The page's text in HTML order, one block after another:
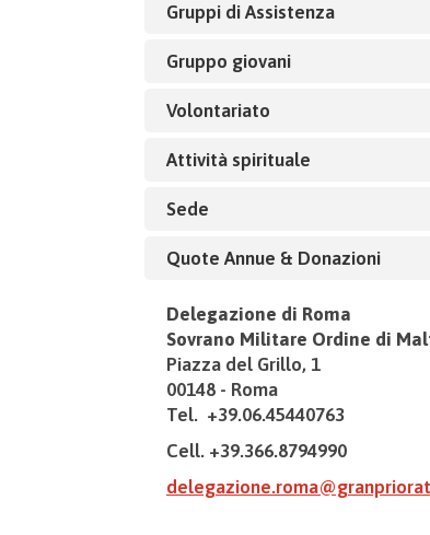
Gruppi di Assistenza
Gruppo giovani
Volontariato
Attività spirituale
Sede
Quote Annue & Donazioni
Delegazione di Roma
Sovrano Militare Ordine di
Piazza del Grillo, 1
00148 - Roma
Tel. +39.06.45440763
Cell. +39.366.8794990